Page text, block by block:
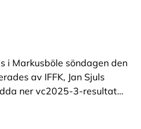
i Markusböle söndagen den
av IFFK, Jan Sjuls
ner vc2025-3-resultat…